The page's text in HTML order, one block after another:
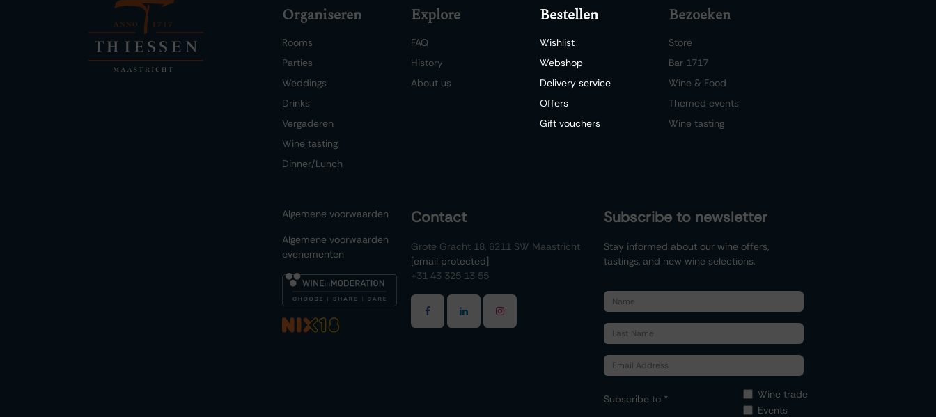
Organiseren
Rooms
Parties
Weddings
Drinks
Vergaderen
Wine tasting
Dinner/Lunch
Explore
FAQ
History
About us
Bestellen
Wishlist
Webshop
Delivery service
Offers
Gift vouchers
Bezoeken
Store
Bar 1717
Wine & Food
Themed events
Wine tasting
Algemene voorwaarden
Algemene voorwaarden
evenementen
Contact
Grote Gracht 18, 6211 SW Maastricht
[email protected]
+31 43 325 13 55
Subscribe to newsletter
Stay informed about our wine offers,
tastings, and new wine selections.
Subscribe to *
Wine trade
Events